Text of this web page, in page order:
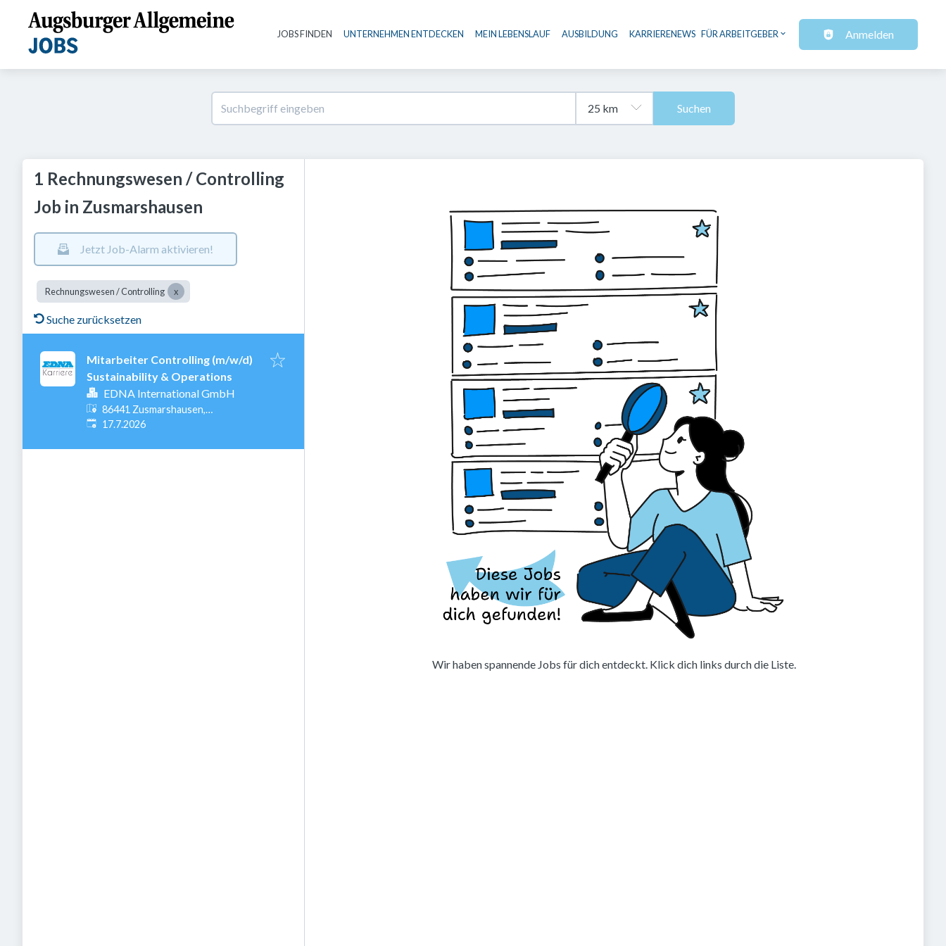
Haupt-Navigation
JOBS FINDEN UNTERNEHMEN ENTDECKEN MEIN LEBENSLAUF AUSBILDUNG KARRIERENEWS FÜR ARBEITGEBER Anmelden
Suchen
1 Rechnungswesen / Controlling
Job in Zusmarshausen
Jetzt Job-Alarm aktivieren!
Rechnungswesen / Controlling
Suche zurücksetzen
Mitarbeiter Controlling (m/w/d)
Sustainability & Operations
EDNA International GmbH
86441 Zusmarshausen,
Deutschland
Veröffentlicht
17.7.2026
Wir haben spannende Jobs für dich entdeckt. Klick dich links durch die Liste.